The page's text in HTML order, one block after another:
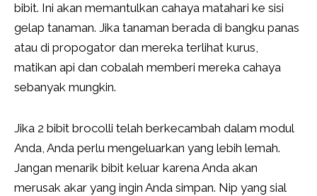
bibit. Ini akan memantulkan cahaya matahari ke sisi
gelap tanaman. Jika tanaman berada di bangku panas
atau di propogator dan mereka terlihat kurus,
matikan api dan cobalah memberi mereka cahaya
sebanyak mungkin.
Jika 2 bibit brocolli telah berkecambah dalam modul
Anda, Anda perlu mengeluarkan yang lebih lemah.
Jangan menarik bibit keluar karena Anda akan
merusak akar yang ingin Anda simpan. Nip yang sial